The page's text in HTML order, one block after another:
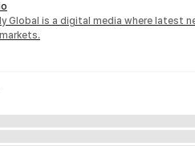
Global is a digital media where latest